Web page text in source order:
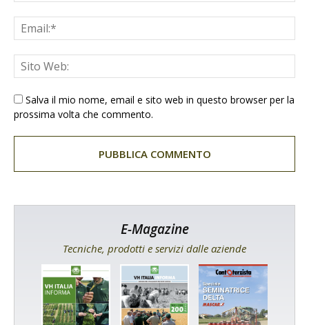
Salva il mio nome, email e sito web in questo browser per la
prossima volta che commento.
E-Magazine
Tecniche, prodotti e servizi dalle aziende